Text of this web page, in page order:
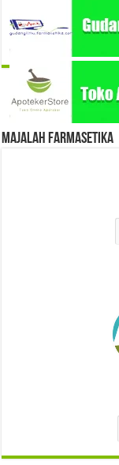
Majalah Farmasetika